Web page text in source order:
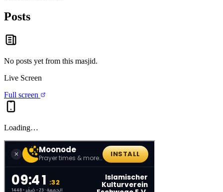
Posts
No posts yet from this masjid.
Live Screen
Full screen
Loading…